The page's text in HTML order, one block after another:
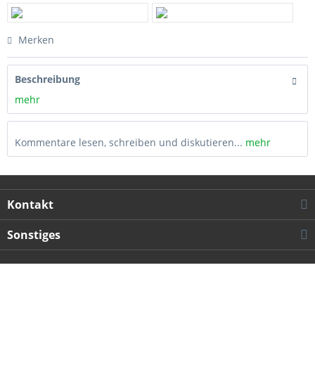
Merken
Beschreibung
mehr
Kommentare lesen, schreiben und diskutieren... mehr
Kontakt
Sonstiges